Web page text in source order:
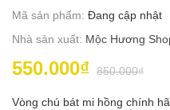
Mã sản phẩm: Đang cập nhật
Nhà sản xuất: Mộc Hương
550.000₫ 850.000₫
Vòng chú bát mi hồng chính